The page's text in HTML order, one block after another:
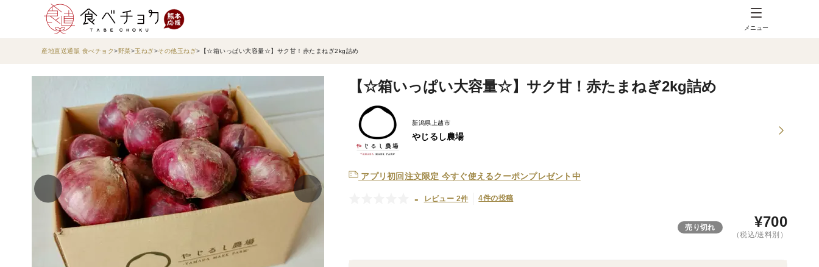
メニュー
産地直送通販 食べチョク 野菜 玉ねぎ その他玉ねぎ 【☆箱いっぱい大容量☆】サク甘！赤たまねぎ2kg詰め
【☆箱いっぱい大容量☆】サク甘！赤たまねぎ2kg詰め
新潟県上越市
やじるし農場
アプリ初回注文限定 今すぐ使えるクーポンプレゼント中
- レビュー 2件 4件の投稿
売り切れ ¥700
（税込/送料別）